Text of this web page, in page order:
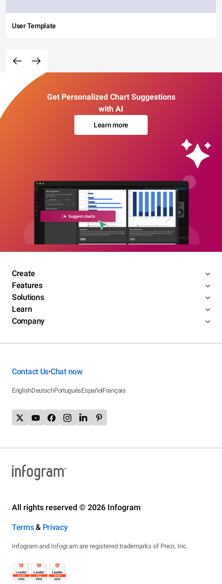
User Template
Get Personalized Chart Suggestions
with AI
Learn more
Create
Features
Solutions
Learn
Company
Contact Us•Chat now
EnglishDeutschPortuguêsEspañolFrançais
All rights reserved © 2026 Infogram
Terms& Privacy
Infogram and Infogr.am are registered trademarks of Prezi, Inc.